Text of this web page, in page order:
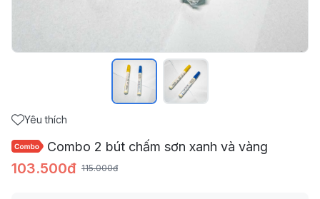
Yêu thích
Combo 2 bút chấm sơn xanh và vàng
103.500đ 115.000đ